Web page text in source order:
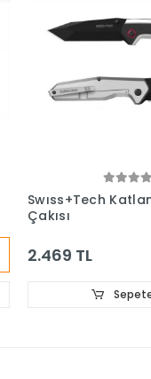
Swıss+Tech
Çakısı
2.469 TL